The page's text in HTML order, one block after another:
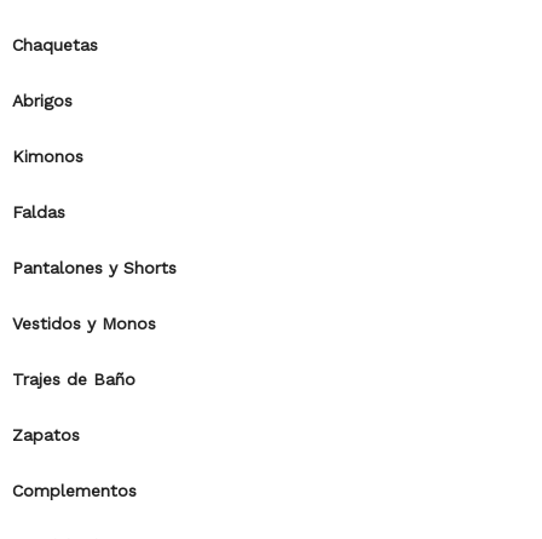
Chaquetas
Abrigos
Kimonos
Faldas
Pantalones y Shorts
Vestidos y Monos
Trajes de Baño
Zapatos
Complementos